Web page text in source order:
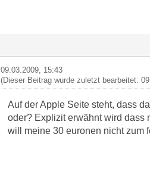
09.03.2009, 15:43
(Dieser Beitrag wurde zuletzt bearbeitet:
Auf der Apple Seite steht, dass
oder? Explizit erwähnt wird dass
will meine 30 euronen nicht zum